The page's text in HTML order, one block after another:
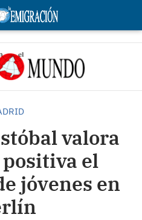
valora
el
jóvenes en